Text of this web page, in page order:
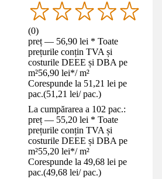
(0)
preț — 56,90 lei * Toate
prețurile conțin TVA și
costurile DEEE și DBA pe
m²56,90 lei*/ m²
Corespunde la 51,21 lei pe
pac.(51,21 lei/ pac.)
La cumpărarea a 102 pac.:
preț — 55,20 lei * Toate
prețurile conțin TVA și
costurile DEEE și DBA pe
m²55,20 lei*/ m²
Corespunde la 49,68 lei pe
pac.(49,68 lei/ pac.)